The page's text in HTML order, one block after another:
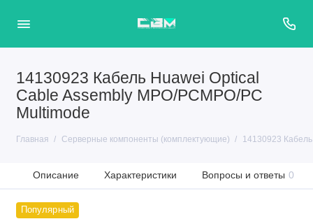
14130923 Кабель Huawei Optical
Cable Assembly MPO/PCMPO/PC
Multimode
Главная Серверные компоненты (комплектующие) 14130923
Описание Характеристики Вопросы и ответы 0
Популярный